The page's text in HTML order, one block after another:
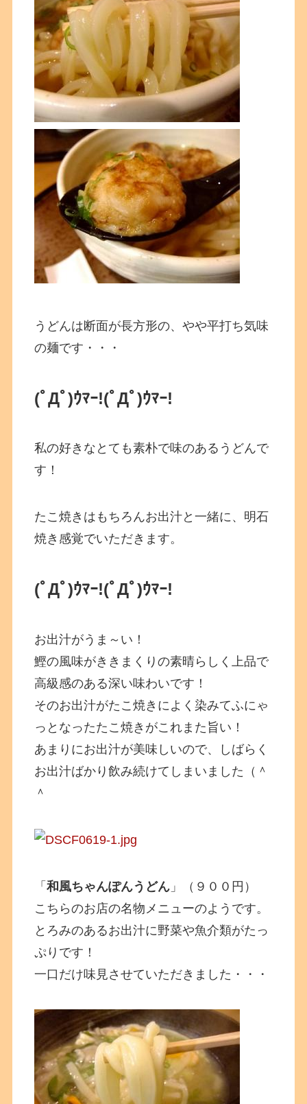
うどんは断面が長方形の、やや平打ち気味
の麺です・・・
(ﾟДﾟ)ｳﾏｰ!(ﾟДﾟ)ｳﾏｰ!
私の好きなとても素朴で味のあるうどんで
す！
たこ焼きはもちろんお出汁と一緒に、明石
焼き感覚でいただきます。
(ﾟДﾟ)ｳﾏｰ!(ﾟДﾟ)ｳﾏｰ!
お出汁がうま～い！
鰹の風味がききまくりの素晴らしく上品で
高級感のある深い味わいです！
そのお出汁がたこ焼きによく染みてふにゃ
っとなったたこ焼きがこれまた旨い！
あまりにお出汁が美味しいので、しばらく
お出汁ばかり飲み続けてしまいました（＾
＾
「和風ちゃんぽんうどん 」（９００円）
こちらのお店の名物メニューのようです。
とろみのあるお出汁に野菜や魚介類がたっ
ぷりです！
一口だけ味見させていただきました・・・